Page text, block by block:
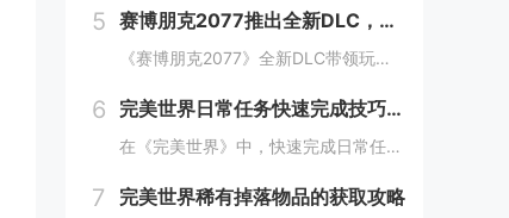
5 赛博朋克2077推出全新DLC，探索未来城市的秘密和新任务
《赛博朋克2077》全新DLC带领玩家深入未来城市，揭示隐藏的秘密并开启一系列新任务。在这一扩展内容中，玩家将有机会探索更多未知区域，体验丰富多彩的剧情，与全新角色互动，进一步丰富游戏世界的沉浸感与可玩性。今天小白来给大家谈谈《赛博朋克20...
6 完美世界日常任务快速完成技巧，轻松获取丰厚奖励
在《完美世界》中，快速完成日常任务不仅能节省时间，还能确保玩家获得丰厚的奖励。合理规划任务路线，优先选择高经验值和金币奖励的任务。利用双倍经验时间进行任务，可以事半功倍。组队完成任务效率更高，特别是对于需要击败强大敌人的任务。不要忘记使用游...
7 完美世界稀有掉落物品的获取攻略